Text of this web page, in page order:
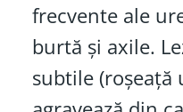
frecvente ale
burtă și axile.
subtile (roșeață